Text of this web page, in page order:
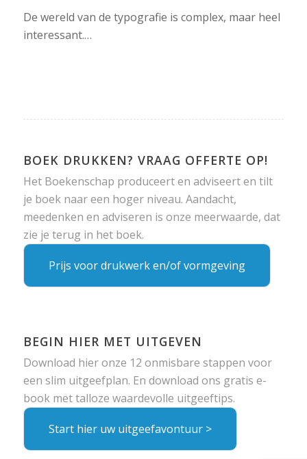
De wereld van de typografie is complex, maar heel
interessant.…
BOEK DRUKKEN? VRAAG OFFERTE OP!
Het Boekenschap produceert en adviseert en tilt
je boek naar een hoger niveau. Aandacht,
meedenken en adviseren is onze meerwaarde, dat
zie je terug in het boek.
Prijs voor drukwerk en/of vormgeving
BEGIN HIER MET UITGEVEN
Download hier onze 12 onmisbare stappen voor
een slim uitgeefplan. En download ons gratis e-
book met talloze waardevolle uitgeeftips.
Start hier uw uitgeefavontuur >